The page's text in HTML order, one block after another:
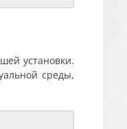
установки.
среды,